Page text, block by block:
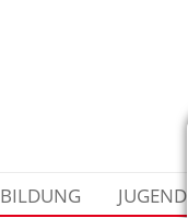
BILDUNG JUGEND